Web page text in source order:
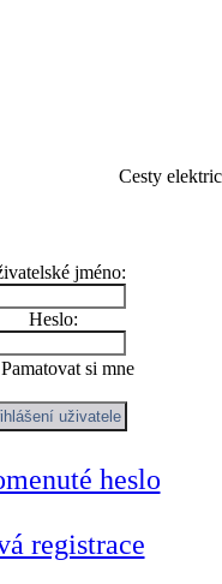
Cesty
jméno:
Heslo:
Pamatovat si mne
heslo
registrace